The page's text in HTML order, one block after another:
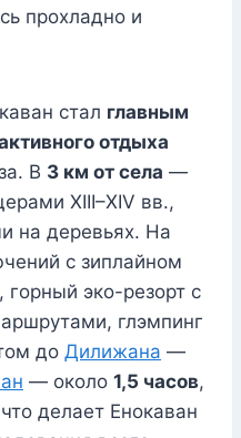
прохладно и
стал главным
отдыха
В 3 км от села —
XIII–XIV вв.,
на деревьях. На
с зиплайном
горный эко-резорт с
глэмпинг
до Дилижана —
— около 1,5 часов,
делает Енокаван